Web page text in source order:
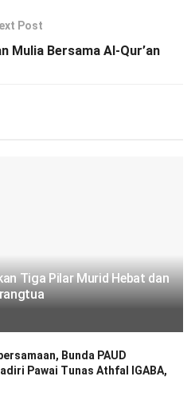
Post
Mulia Bersama Al-Qur’an
Tiga Pilar Murid Hebat dan
Bunda PAUD
Pawai Tunas Athfal IGABA,